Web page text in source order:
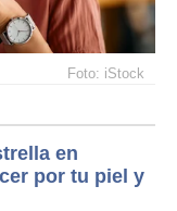
Foto: iStock
en
por tu piel y